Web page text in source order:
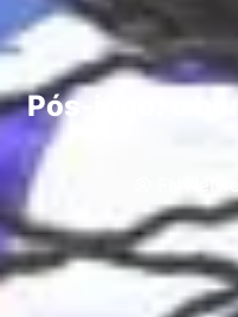
Pós-jogo: o